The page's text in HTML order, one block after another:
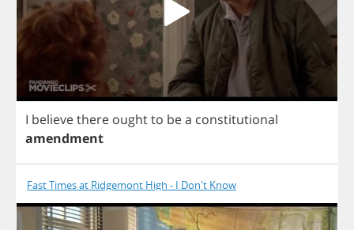
I believethere oughtto bea constitutional
amendment
Fast Times at Ridgemont High - I Don't Know